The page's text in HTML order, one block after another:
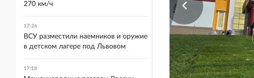
270 км/ч
17:26
ВСУ разместили наемников и оружие
в детском лагере под Львовом
17:18